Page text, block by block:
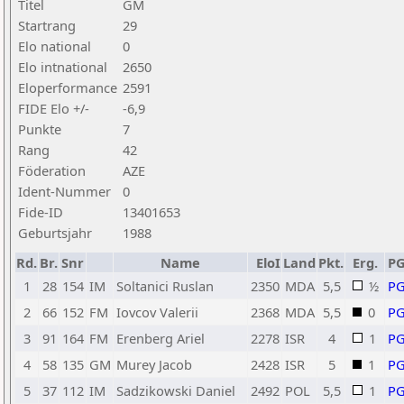
Titel
GM
Startrang
29
Elo national
0
Elo intnational
2650
Eloperformance 2591
FIDE Elo +/-
-6,9
Punkte
7
Rang
42
Föderation
AZE
Ident-Nummer
0
Fide-ID
13401653
Geburtsjahr
1988
Rd. Br. Snr Name EloI Land Pkt. Erg.
1
28 154 IM Soltanici Ruslan 2350 MDA 5,5 ½
2
66 152 FM Iovcov Valerii 2368 MDA 5,5 0
3
91 164 FM Erenberg Ariel 2278 ISR 4 1
4
58 135 GM Murey Jacob 2428 ISR 5 1
5
37 112 IM Sadzikowski Daniel 2492 POL 5,5 1